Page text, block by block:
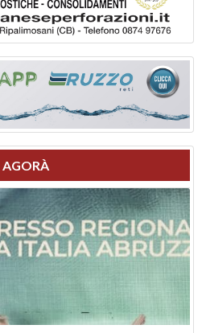
AGORÀ